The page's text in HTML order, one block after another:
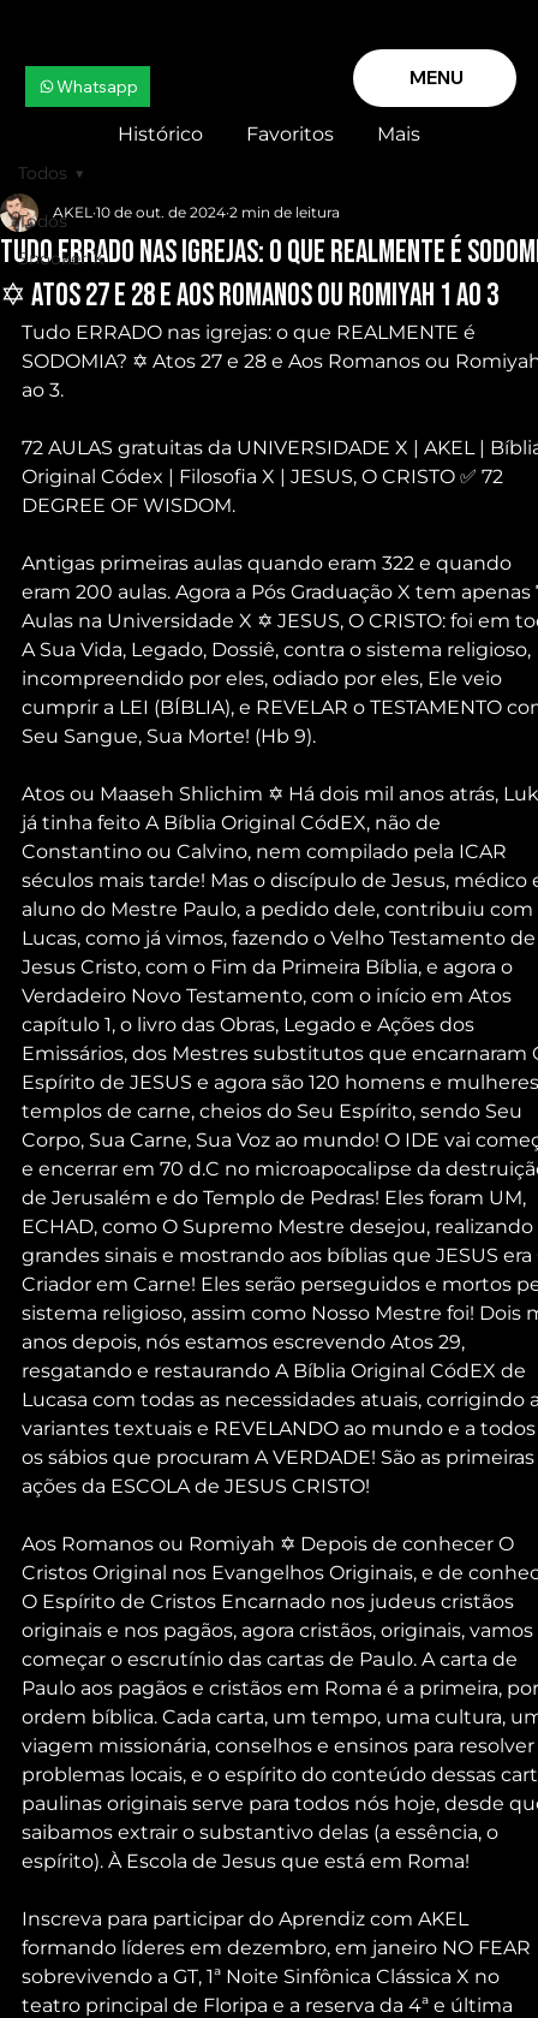
MENU
Whatsapp
Histórico Favoritos Mais
Todos
Snooker X
Todos
Tudo ERRADO nas igrejas: o que REALMENTE é
✡ Atos 27 e 28 e Aos Romanos ou Romiyah 1 ao 3
AKEL 10 de out. de 2024 2 min de leitura
Tudo ERRADO nas igrejas: o que REALMENTE é
SODOMIA? ✡ Atos 27 e 28 e Aos Romanos ou
ao 3.
72 AULAS gratuitas da UNIVERSIDADE X | AKEL |
Original Códex | Filosofia X | JESUS, O CRISTO ✅ 72
DEGREE OF WISDOM.
Antigas primeiras aulas quando eram 322 e quando
eram 200 aulas. Agora a Pós Graduação X tem apenas
Aulas na Universidade X ✡ JESUS, O CRISTO: foi em
A Sua Vida, Legado, Dossiê, contra o sistema religioso,
incompreendido por eles, odiado por eles, Ele veio
cumprir a LEI (BÍBLIA), e REVELAR o TESTAMENTO
Seu Sangue, Sua Morte! (Hb 9).
Atos ou Maaseh Shlichim ✡ Há dois mil anos atrás,
já tinha feito A Bíblia Original CódEX, não de
Constantino ou Calvino, nem compilado pela ICAR
séculos mais tarde! Mas o discípulo de Jesus, médico
aluno do Mestre Paulo, a pedido dele, contribuiu com
Lucas, como já vimos, fazendo o Velho Testamento
Jesus Cristo, com o Fim da Primeira Bíblia, e agora o
Verdadeiro Novo Testamento, com o início em Atos
capítulo 1, o livro das Obras, Legado e Ações dos
Emissários, dos Mestres substitutos que encarnaram
Espírito de JESUS e agora são 120 homens e
templos de carne, cheios do Seu Espírito, sendo Seu
Corpo, Sua Carne, Sua Voz ao mundo! O IDE vai
e encerrar em 70 d.C no microapocalipse da
de Jerusalém e do Templo de Pedras! Eles foram UM,
ECHAD, como O Supremo Mestre desejou, realizando
grandes sinais e mostrando aos bíblias que JESUS
Criador em Carne! Eles serão perseguidos e mortos
sistema religioso, assim como Nosso Mestre foi! Dois
anos depois, nós estamos escrevendo Atos 29,
resgatando e restaurando A Bíblia Original CódEX de
Lucasa com todas as necessidades atuais, corrigindo
variantes textuais e REVELANDO ao mundo e a
os sábios que procuram A VERDADE! São as primeiras
ações da ESCOLA de JESUS CRISTO!
Aos Romanos ou Romiyah ✡ Depois de conhecer O
Cristos Original nos Evangelhos Originais, e de
O Espírito de Cristos Encarnado nos judeus cristãos
originais e nos pagãos, agora cristãos, originais, vamos
começar o escrutínio das cartas de Paulo. A carta de
Paulo aos pagãos e cristãos em Roma é a primeira,
ordem bíblica. Cada carta, um tempo, uma cultura,
viagem missionária, conselhos e ensinos para resolver
problemas locais, e o espírito do conteúdo dessas
paulinas originais serve para todos nós hoje, desde
saibamos extrair o substantivo delas (a essência, o
espírito). À Escola de Jesus que está em Roma!
Inscreva para participar do Aprendiz com AKEL
formando líderes em dezembro, em janeiro NO FEAR
sobrevivendo a GT, 1ª Noite Sinfônica Clássica X no
teatro principal de Floripa e a reserva da 4ª e última